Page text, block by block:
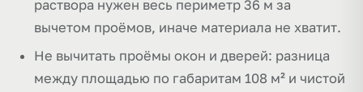
раствора нужен весь периметр 36 м за
вычетом проёмов, иначе материала не хватит.
Не вычитать проёмы окон и дверей: разница
между площадью по габаритам 108 м² и чистой